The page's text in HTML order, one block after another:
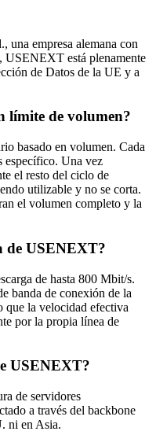
empresa alemana con
USENEXT está plenamente
de Datos de la UE y a
límite de volumen?
basado en volumen. Cada
específico. Una vez
el resto del ciclo de
utilizable y no se corta.
el volumen completo y la
de USENEXT?
de hasta 800 Mbit/s.
banda de conexión de la
que la velocidad efectiva
por la propia línea de
USENEXT?
de servidores
a través del backbone
ni en Asia.